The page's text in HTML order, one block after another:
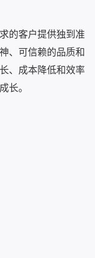
的客户提供独到准
、可信赖的品质和
、成本降低和效率
长。